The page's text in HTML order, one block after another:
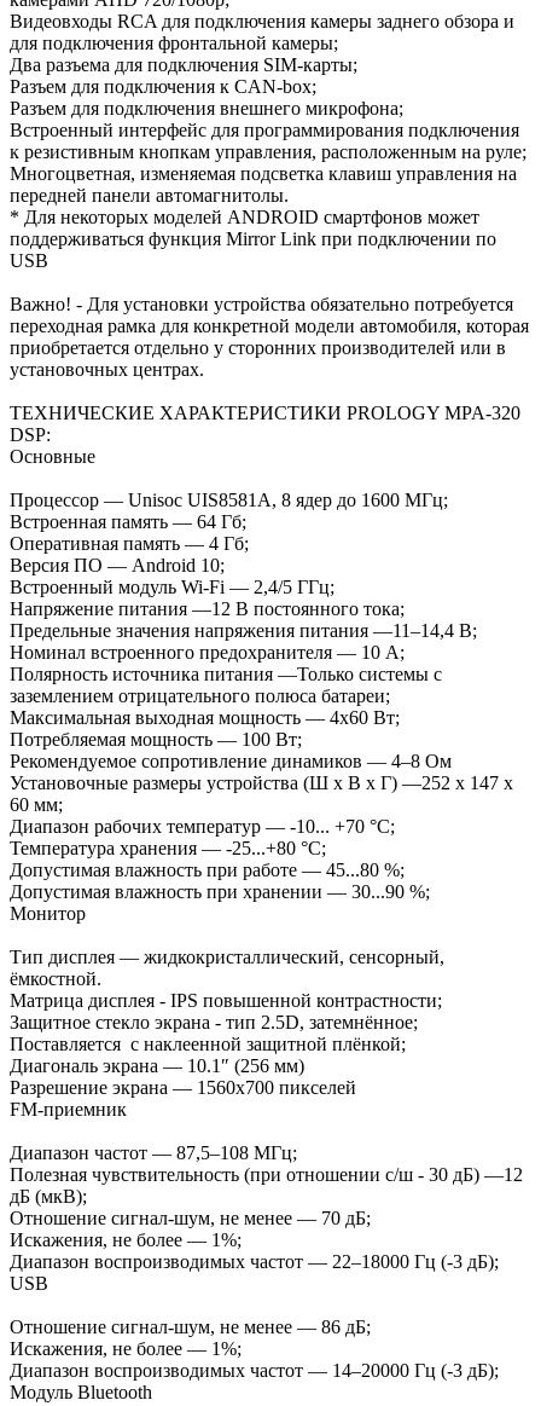
Видеовходы RCA для подключения камеры заднего обзора и
для подключения фронтальной камеры;
Два разъема для подключения SIM-карты;
Разъем для подключения к CAN-box;
Разъем для подключения внешнего микрофона;
Встроенный интерфейс для программирования подключения
к резистивным кнопкам управления, расположенным на руле;
Многоцветная, изменяемая подсветка клавиш управления на
передней панели автомагнитолы.
* Для некоторых моделей ANDROID смартфонов может
поддерживаться функция Mirror Link при подключении по
USB
Важно! - Для установки устройства обязательно потребуется
переходная рамка для конкретной модели автомобиля, которая
приобретается отдельно у сторонних производителей или в
установочных центрах.
ТЕХНИЧЕСКИЕ ХАРАКТЕРИСТИКИ PROLOGY MPA-320
DSP:
Основные
Процессор — Unisoc UIS8581A, 8 ядер до 1600 МГц;
Встроенная память — 64 Гб;
Оперативная память — 4 Гб;
Версия ПО — Android 10;
Встроенный модуль Wi-Fi — 2,4/5 ГГц;
Напряжение питания —12 В постоянного тока;
Предельные значения напряжения питания —11–14,4 В;
Номинал встроенного предохранителя — 10 А;
Полярность источника питания —Только системы с
заземлением отрицательного полюса батареи;
Максимальная выходная мощность — 4x60 Вт;
Потребляемая мощность — 100 Вт;
Рекомендуемое сопротивление динамиков — 4–8 Ом
Установочные размеры устройства (Ш x В x Г) —252 x 147 x
60 мм;
Диапазон рабочих температур — -10... +70 °С;
Температура хранения — -25...+80 °С;
Допустимая влажность при работе — 45...80 %;
Допустимая влажность при хранении — 30...90 %;
Монитор
Тип дисплея — жидкокристаллический, сенсорный,
ёмкостной.
Матрица дисплея - IPS повышенной контрастности;
Защитное стекло экрана - тип 2.5D, затемнённое;
Поставляется с наклеенной защитной плёнкой;
Диагональ экрана — 10.1″ (256 мм)
Разрешение экрана — 1560x700 пикселей
FM-приемник
Диапазон частот — 87,5–108 МГц;
Полезная чувствительность (при отношении с/ш - 30 дБ) —12
дБ (мкВ);
Отношение сигнал-шум, не менее — 70 дБ;
Искажения, не более — 1%;
Диапазон воспроизводимых частот — 22–18000 Гц (-3 дБ);
USB
Отношение сигнал-шум, не менее — 86 дБ;
Искажения, не более — 1%;
Диапазон воспроизводимых частот — 14–20000 Гц (-3 дБ);
Модуль Bluetooth